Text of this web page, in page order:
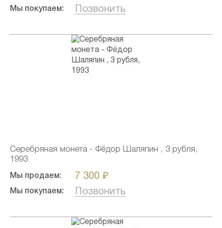
Мы покупаем: Позвонить
Серебряная монета - Фёдор Шаляпин , 3 рубля,
1993
Мы продаем: 7 300 ₽
Мы покупаем: Позвонить